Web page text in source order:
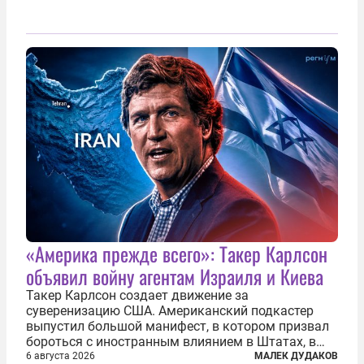
«Америка прежде всего»: Такер Карлсон
объявил войну агентам Израиля и Киева
Такер Карлсон создает движение за
суверенизацию США. Американский подкастер
выпустил большой манифест, в котором призвал
бороться с иностранным влиянием в Штатах, в
первую очередь имея в виду Израиль. А также
6 августа 2026 МАЛЕК ДУДАКОВ